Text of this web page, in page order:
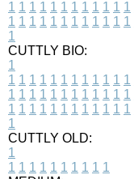
1 1 1 1 1 1 1 1 1 1 1 1
1 1 1 1 1 1 1 1 1 1 1 1
1
CUTTLY BIO:
1
1 1 1 1 1 1 1 1 1 1 1 1
1 1 1 1 1 1 1 1 1 1 1 1
1 1 1 1 1 1 1 1 1 1 1 1
1
CUTTLY OLD:
1
1 1 1 1 1 1 1 1 1 1